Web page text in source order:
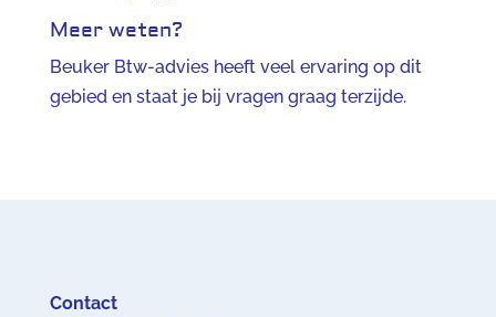
Meer weten?
Beuker Btw-advies heeft veel ervaring op dit
gebied en staat je bij vragen graag terzijde.
Contact